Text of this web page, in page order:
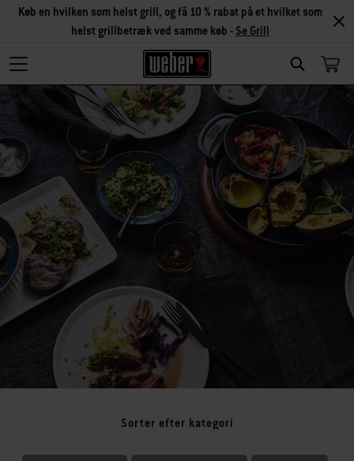
SEARCH
Køb en hvilken som helst grill, og få 10 % rabat på et hvilket som
helst grillbetræk ved samme køb - Se Grill
Sorter efter kategori